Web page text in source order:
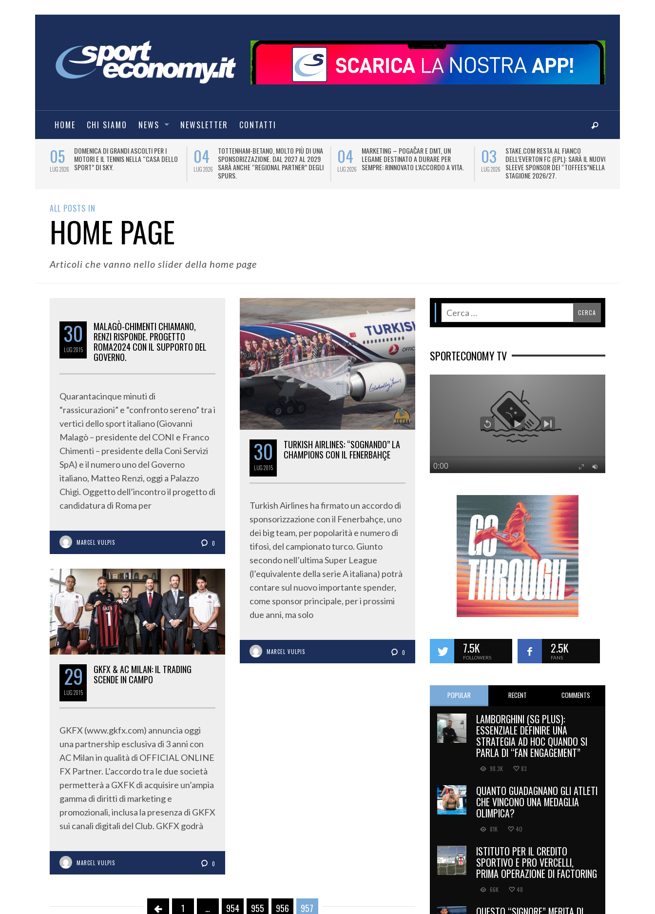
HOME CHI SIAMO NEWS NEWSLETTER CONTATTI
05
LUG 2026
DOMENICA DI GRANDI ASCOLTI PER I
MOTORI E IL TENNIS NELLA “CASA DELLO
SPORT” DI SKY.
04
LUG 2026
TOTTENHAM-BETANO, MOLTO PIÙ DI UNA
SPONSORIZZAZIONE. DAL 2027 AL 2029
SARÀ ANCHE “REGIONAL PARTNER” DEGLI
SPURS.
04
LUG 2026
MARKETING – POGAČAR E DMT, UN
LEGAME DESTINATO A DURARE PER
SEMPRE: RINNOVATO L’ACCORDO A VITA.
03
LUG 2026
STAKE.COM RESTA AL FIANCO
DELL’EVERTON FC (EPL): SARÀ IL NUOVO
SLEEVE SPONSOR DEI “TOFFEES”NELLA
STAGIONE 2026/27.
ALL POSTS IN
HOME PAGE
Articoli che vanno nello slider della home page
30
LUG2015
MALAGÒ-CHIMENTI CHIAMANO,
RENZI RISPONDE. PROGETTO
ROMA2024 CON IL SUPPORTO DEL
GOVERNO.
Quarantacinque minuti di
“rassicurazioni” e “confronto sereno” tra i
vertici dello sport italiano (Giovanni
Malagò – presidente del CONI e Franco
Chimenti – presidente della Coni Servizi
SpA) e il numero uno del Governo
italiano, Matteo Renzi, oggi a Palazzo
Chigi. Oggetto dell’incontro il progetto di
candidatura di Roma per
MARCEL VULPIS 0
30
LUG2015
TURKISH AIRLINES: “SOGNANDO” LA
CHAMPIONS CON IL FENERBAHÇE
Turkish Airlines ha firmato un accordo di
sponsorizzazione con il Fenerbahçe, uno
dei big team, per popolarità e numero di
tifosi, del campionato turco. Giunto
secondo nell’ultima Super League
(l’equivalente della serie A italiana) potrà
contare sul nuovo importante spender,
come sponsor principale, per i prossimi
due anni, ma solo
MARCEL VULPIS 0
29
LUG2015
GKFX & AC MILAN: IL TRADING
SCENDE IN CAMPO
GKFX (www.gkfx.com) annuncia oggi
una partnership esclusiva di 3 anni con
AC Milan in qualità di OFFICIAL ONLINE
FX Partner. L’accordo tra le due società
permetterà a GXFK di acquisire un’ampia
gamma di diritti di marketing e
promozionali, inclusa la presenza di GKFX
sui canali digitali del Club. GKFX godrà
MARCEL VULPIS 0
1 … 954 955 956 957
SPORTECONOMY TV
7.5K
FOLLOWERS
2.5K
FANS
POPULAR RECENT COMMENTS
LAMBORGHINI (SG PLUS):
ESSENZIALE DEFINIRE UNA
STRATEGIA AD HOC QUANDO SI
PARLA DI “FAN ENGAGEMENT”
98.3K 83
QUANTO GUADAGNANO GLI ATLETI
CHE VINCONO UNA MEDAGLIA
OLIMPICA?
81K 40
ISTITUTO PER IL CREDITO
SPORTIVO E PRO VERCELLI,
PRIMA OPERAZIONE DI FACTORING
66K 48